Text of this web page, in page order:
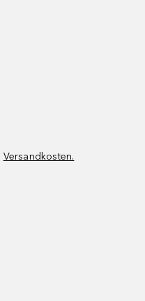
Versandkosten.